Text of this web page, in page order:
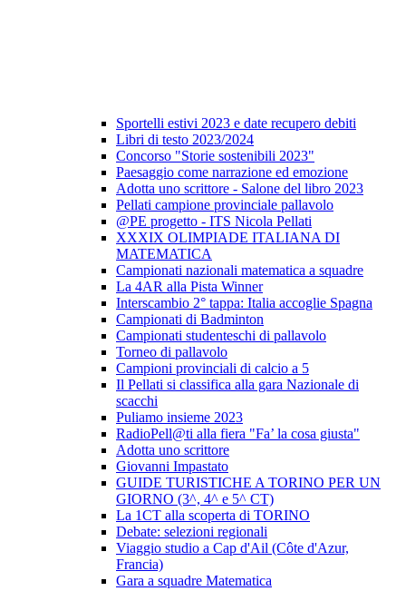
Sportelli estivi 2023 e date recupero debiti
Libri di testo 2023/2024
Concorso "Storie sostenibili 2023"
Paesaggio come narrazione ed emozione
Adotta uno scrittore - Salone del libro 2023
Pellati campione provinciale pallavolo
@PE progetto - ITS Nicola Pellati
XXXIX OLIMPIADE ITALIANA DI
MATEMATICA
Campionati nazionali matematica a squadre
La 4AR alla Pista Winner
Interscambio 2° tappa: Italia accoglie Spagna
Campionati di Badminton
Campionati studenteschi di pallavolo
Torneo di pallavolo
Campioni provinciali di calcio a 5
Il Pellati si classifica alla gara Nazionale di
scacchi
Puliamo insieme 2023
RadioPell@ti alla fiera "Fa’ la cosa giusta"
Adotta uno scrittore
Giovanni Impastato
GUIDE TURISTICHE A TORINO PER UN
GIORNO (3^, 4^ e 5^ CT)
La 1CT alla scoperta di TORINO
Debate: selezioni regionali
Viaggio studio a Cap d'Ail (Côte d'Azur,
Francia)
Gara a squadre Matematica